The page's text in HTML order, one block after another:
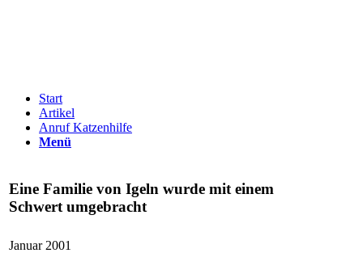
Start
Artikel
Anruf Katzenhilfe
Menü
Eine Familie von Igeln wurde mit einem
Schwert umgebracht
Januar 2001